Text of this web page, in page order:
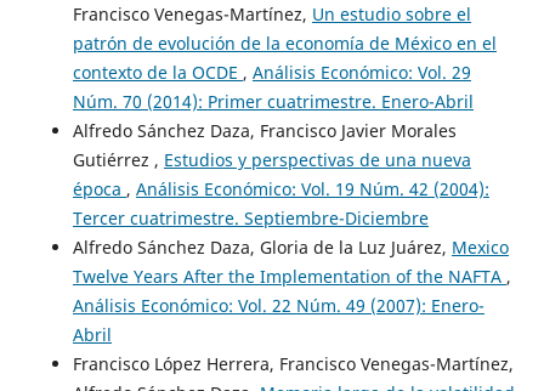
Francisco Venegas-Martínez, Un estudio sobre el
patrón de evolución de la economía de México en el
contexto de la OCDE , Análisis Económico: Vol. 29
Núm. 70 (2014): Primer cuatrimestre. Enero-Abril
Alfredo Sánchez Daza, Francisco Javier Morales
Gutiérrez , Estudios y perspectivas de una nueva
época , Análisis Económico: Vol. 19 Núm. 42 (2004):
Tercer cuatrimestre. Septiembre-Diciembre
Alfredo Sánchez Daza, Gloria de la Luz Juárez, Mexico
Twelve Years After the Implementation of the NAFTA ,
Análisis Económico: Vol. 22 Núm. 49 (2007): Enero-
Abril
Francisco López Herrera, Francisco Venegas-Martínez,